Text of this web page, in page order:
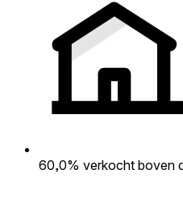
60,0% verkocht boven